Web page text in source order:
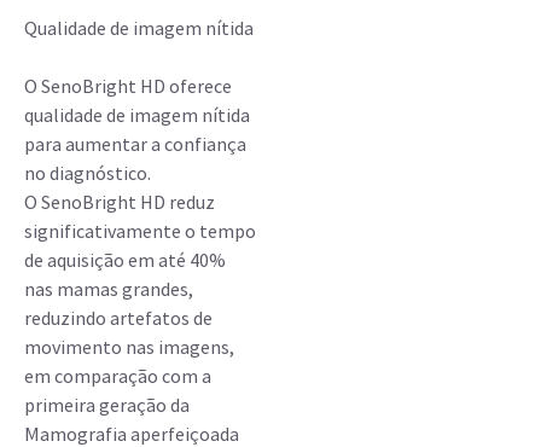
Qualidade de imagem nítida
O SenoBright HD oferece
qualidade de imagem nítida
para aumentar a confiança
no diagnóstico.
O SenoBright HD reduz
significativamente o tempo
de aquisição em até 40%
nas mamas grandes,
reduzindo artefatos de
movimento nas imagens,
em comparação com a
primeira geração da
Mamografia aperfeiçoada